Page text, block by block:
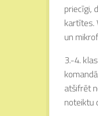
priecīgi,
kartītes.
un
3.-4.
atšifrēt
noteiktu